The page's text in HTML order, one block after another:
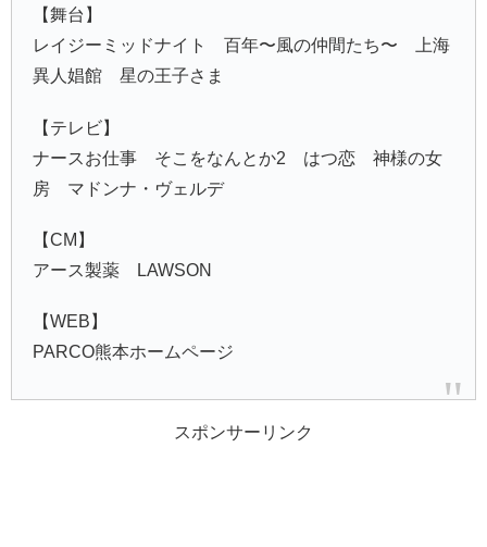
【舞台】
レイジーミッドナイト 百年〜風の仲間たち〜 上海
異人娼館 星の王子さま
【テレビ】
ナースお仕事 そこをなんとか2 はつ恋 神様の女
房 マドンナ・ヴェルデ
【CM】
アース製薬 LAWSON
【WEB】
PARCO熊本ホームページ
スポンサーリンク